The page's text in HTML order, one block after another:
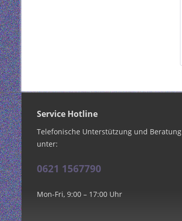
Service Hotline
Telefonische Unterstützung und Beratung
unter:
0621 1567790
Mon-Fri, 9:00 – 17:00 Uhr